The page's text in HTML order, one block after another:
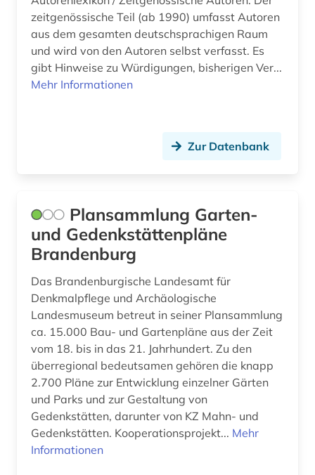
regionalbibliografie (3)
rezension (1)
rüstungskonversion (1)
stadtsanierung (1)
statistik (1)
stettin (1)
städtebau (1)
tagesbetreuung (1)
theater (1)
umweltwissenschaften (1)
verein (1)
zeitgenössische Teil (ab 1990) umfasst Autoren
aus dem gesamten deutschsprachigen Raum
und wird von den Autoren selbst verfasst. Es
gibt Hinweise zu Würdigungen, bisherigen Ver...
Mehr Informationen
Zur Datenbank
Plansammlung Garten-
und Gedenkstättenpläne
Brandenburg
Das Brandenburgische Landesamt für
Denkmalpflege und Archäologische
Landesmuseum betreut in seiner Plansammlung
ca. 15.000 Bau- und Gartenpläne aus der Zeit
vom 18. bis in das 21. Jahrhundert. Zu den
überregional bedeutsamen gehören die knapp
2.700 Pläne zur Entwicklung einzelner Gärten
und Parks und zur Gestaltung von
Gedenkstätten, darunter von KZ Mahn- und
Gedenkstätten. Kooperationsprojekt... Mehr
Informationen